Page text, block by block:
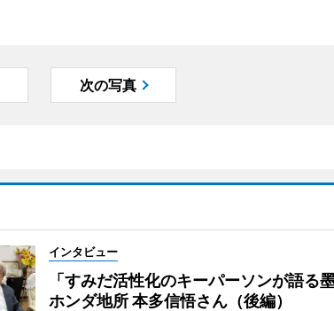
次の写真
インタビュー
「すみだ活性化のキーパーソンが語る
ホンダ地所 本多信悟さん（後編）